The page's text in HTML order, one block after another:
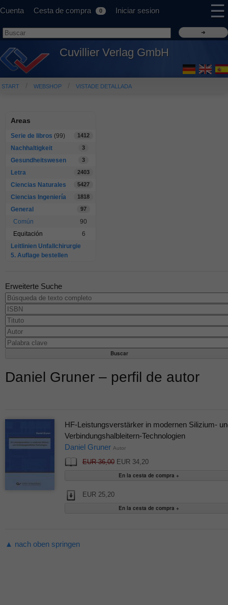
Cuenta Cesta de compra 0 Iniciar sesion ☰
Cuvillier Verlag GmbH
START WEBSHOP VISTADE DETALLADA
Areas
Serie de libros (99) 1412
Nachhaltigkeit 3
Gesundheitswesen 3
Letra 2403
Ciencias Naturales 5427
Ciencias Ingeniería 1818
General 97
Común
90
Equitación
6
Leitlinien Unfallchirurgie
5. Auflage bestellen
Erweiterte Suche
Daniel Gruner – perfil de autor
HF-Leistungsverstärker in modernen Silizium-
Verbindungshalbleitern-Technologien
Daniel Gruner Autor
EUR 36,00EUR 34,20
EUR 25,20
▲ nach oben springen